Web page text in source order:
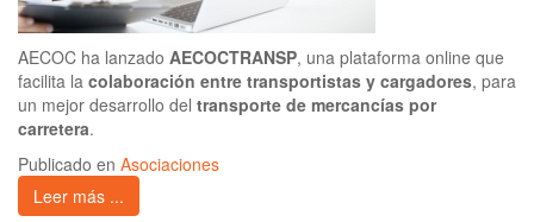
AECOC ha lanzado AECOCTRANSP, una plataforma online que
facilita la colaboración entre transportistas y cargadores, para
un mejor desarrollo del transporte de mercancías por
carretera.
Publicado en Asociaciones
Leer más ...